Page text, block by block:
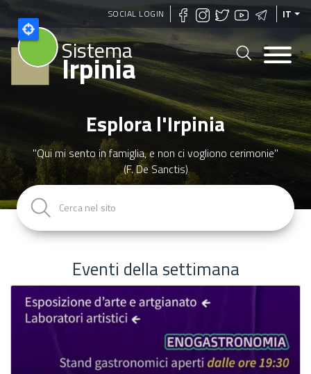
Salta
al
contenuto
principale
SOCIAL LOGIN IT
Sistema
Irpinia
Esplora l'Irpinia
"Qui mi sento in famiglia, e non ci vogliono cerimonie"
(F. De Sanctis)
Eventi della settimana